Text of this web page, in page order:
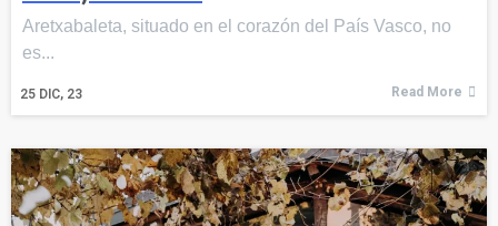
25 DIC, 23
Aretxabaleta, situado en el corazón del País Vasco, no
es...
Read More